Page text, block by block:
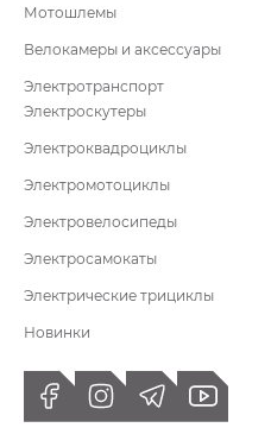
Мотошлемы
Велокамеры и аксессуары
Электротранспорт
Электроскутеры
Электроквадроциклы
Электромотоциклы
Электровелосипеды
Электросамокаты
Электрические трициклы
Новинки